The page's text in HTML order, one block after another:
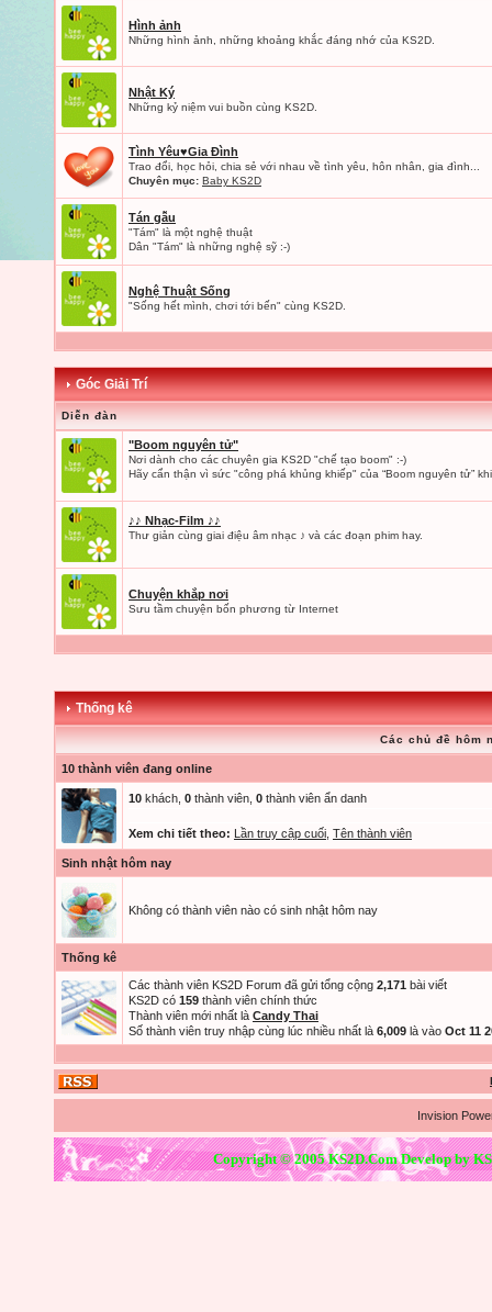
Hình ảnh
Những hình ảnh, những khoảng khắc đáng nhớ của KS2D.
Nhật Ký
Những kỷ niệm vui buồn cùng KS2D.
Tình Yêu♥Gia Đình
Trao đổi, học hỏi, chia sẻ với nhau về tình yêu, hôn nhân, gia đình...
Chuyên mục: Baby KS2D
Tán gẫu
"Tám" là một nghệ thuật
Dân "Tám" là những nghệ sỹ :-)
Nghệ Thuật Sống
"Sống hết mình, chơi tới bến" cùng KS2D.
Góc Giải Trí
Diễn đàn
"Boom nguyên tử"
Nơi dành cho các chuyên gia KS2D "chế tạo boom" :-)
Hãy cẩn thận vì sức "công phá khủng khiếp" của “Boom nguyên tử”
♪♪ Nhạc-Film ♪♪
Thư giản cùng giai điệu âm nhạc ♪ và các đoạn phim hay.
Chuyện khắp nơi
Sưu tầm chuyện bốn phương từ Internet
Thống kê
Các chủ đề hôm
10 thành viên đang online
10 khách, 0 thành viên, 0 thành viên ẩn danh
Xem chi tiết theo: Lần truy cập cuối Tên thành viên
Sinh nhật hôm nay
Không có thành viên nào có sinh nhật hôm nay
Thống kê
Các thành viên KS2D Forum đã gửi tổng cộng 2,171 bài viết
KS2D có 159 thành viên chính thức
Thành viên mới nhất là Candy Thai
Số thành viên truy nhập cùng lúc nhiều nhất là 6,009 là vào Oct 11
Invision
Copyright © 2005 KS2D.Com Develop by